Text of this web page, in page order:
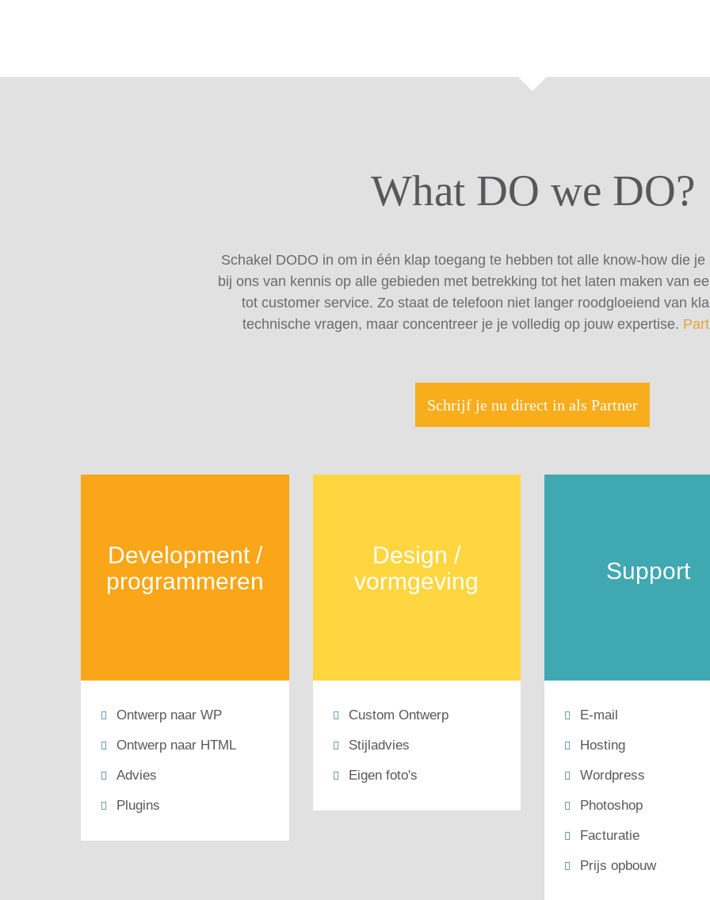
What DO we DO?
Schakel DODO in om in één klap toegang te hebben tot alle know-how die
bij ons van kennis op alle gebieden met betrekking tot het laten maken van
tot customer service. Zo staat de telefoon niet langer roodgloeiend van
technische vragen, maar concentreer je je volledig op jouw expertise.
Schrijf je nu direct in als Partner
Development /
programmeren
Ontwerp naar WP
Ontwerp naar HTML
Advies
Plugins
Design /
vormgeving
Custom Ontwerp
Stijladvies
Eigen foto's
Support
E-mail
Hosting
Wordpress
Photoshop
Facturatie
Prijs opbouw